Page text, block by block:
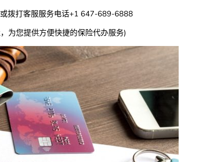
拨打客服服务电话+1 647-689-6888
为您提供方便快捷的保险代办服务)